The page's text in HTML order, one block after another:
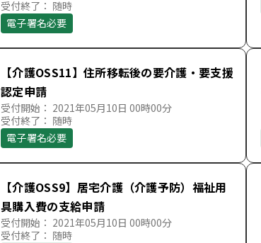
受付終了： 随時
電子署名必要
【介護OSS11】住所移転後の要介護・要支援
認定申請
受付開始： 2021年05月10日 00時00分
受付終了： 随時
電子署名必要
【介護OSS9】居宅介護（介護予防）福祉用
具購入費の支給申請
受付開始： 2021年05月10日 00時00分
受付終了： 随時